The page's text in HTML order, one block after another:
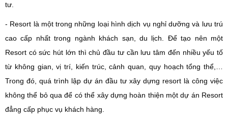
tư.
- Resort là một trong những loại hình dịch vụ nghỉ dưỡng và lưu trú
cao cấp nhất trong ngành khách sạn, du lịch. Để tạo nên một
Resort có sức hút lớn thì chủ đầu tư cần lưu tâm đến nhiều yếu tố
từ không gian, vị trí, kiến trúc, cảnh quan, quy hoạch tổng thể,…
Trong đó, quá trình lập dự án đầu tư xây dựng resort là công việc
không thể bỏ qua để có thể xây dựng hoàn thiện một dự án Resort
đẳng cấp phục vụ khách hàng.